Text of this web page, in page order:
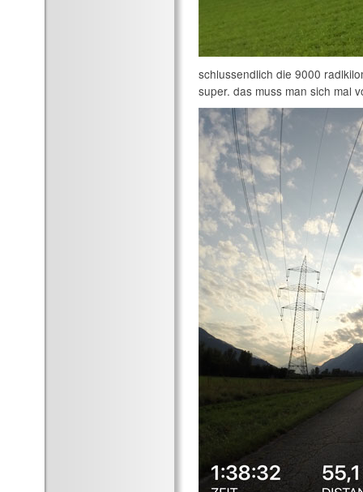
schlussendlich die 9000
super. das muss man sich mal